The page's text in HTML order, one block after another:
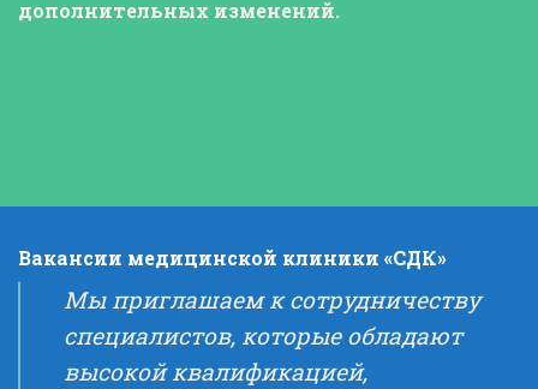
дополнительных изменений.
Вакансии медицинской клиники «СДК»
Мы приглашаем к сотрудничеству
специалистов, которые обладают
высокой квалификацией,